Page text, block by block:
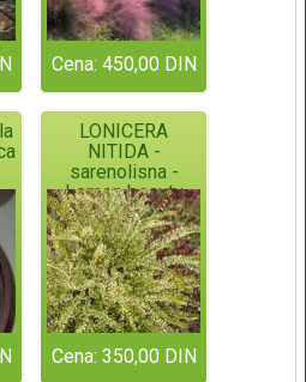
Cena: 450,00 DIN
LONICERA
NITIDA -
sarenolisna -
Lemon beauty
Cena: 350,00 DIN